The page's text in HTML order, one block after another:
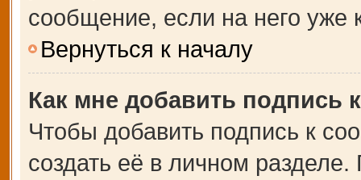
сообщение, если на него уже
Вернуться к началу
Как мне добавить подпись
Чтобы добавить подпись к
создать её в личном